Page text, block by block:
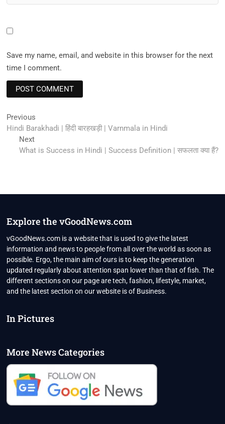
Save my name, email, and website in this browser for the next
time I comment.
Post
navigation
Previous
post:
Hindi Barakhadi | हिंदी बारहखड़ी | Varnmala in Hindi
NextNext
post:
What is Success in Hindi | Success Definition | सफलता क्या हैं?
Explore the vGoodNews.com
vGoodNews.com is a website that is used to give the latest
information and news to people from all over the world as soon as
possible. Ergo, the main aim of ours is to keep the generation
updated regularly about attention span lower than that of fish. The
different sections on our page are tech, fashion, lifestyle, market,
and the latest section on our website is of Business.
In Pictures
More News Categories